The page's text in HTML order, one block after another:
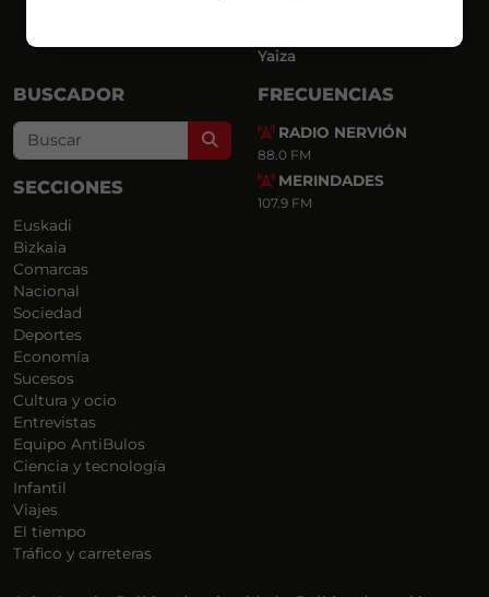
Yaiza
BUSCADOR
Search
SECCIONES
Euskadi
Bizkaia
Comarcas
Nacional
Sociedad
Deportes
Economía
Sucesos
Cultura y ocio
Entrevistas
Equipo AntiBulos
Ciencia y tecnología
Infantil
Viajes
El tiempo
Tráfico y carreteras
FRECUENCIAS
RADIO NERVIÓN
88.0 FM
MERINDADES
107.9 FM